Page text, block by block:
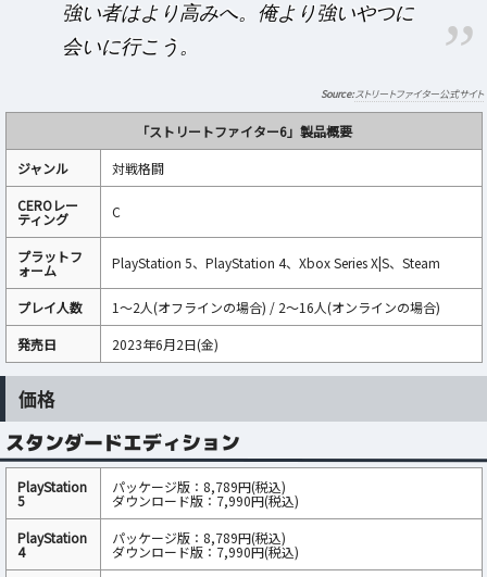
強い者はより高みへ。俺より強いやつに
会いに行こう。
ストリートファイター公式サイト
「ストリートファイター6」製品概要
ジャンル
対戦格闘
CEROレー
ティング C
プラットフ
ォーム PlayStation 5、PlayStation 4、Xbox Series X|S、Steam
プレイ人数
1～2人(オフラインの場合) / 2～16人(オンラインの場合)
発売日
2023年6月2日(金)
価格
スタンダードエディション
PlayStation
5
パッケージ版：8,789円(税込)
ダウンロード版：7,990円(税込)
PlayStation
4
パッケージ版：8,789円(税込)
ダウンロード版：7,990円(税込)